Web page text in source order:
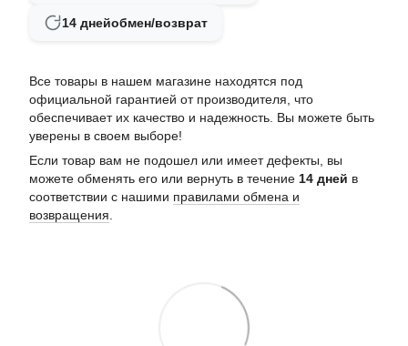
14 днейобмен/возврат
Все товары в нашем магазине находятся под
официальной гарантией от производителя, что
обеспечивает их качество и надежность. Вы можете быть
уверены в своем выборе!
Если товар вам не подошел или имеет дефекты, вы
можете обменять его или вернуть в течение 14 дней в
соответствии с нашими правилами обмена и
возвращения.